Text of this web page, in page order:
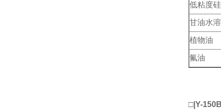
低粘度
甘油水
植物油
氟油
□|Y-